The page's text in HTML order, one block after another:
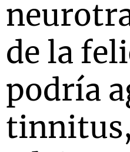
de la
podría
tinnitus,